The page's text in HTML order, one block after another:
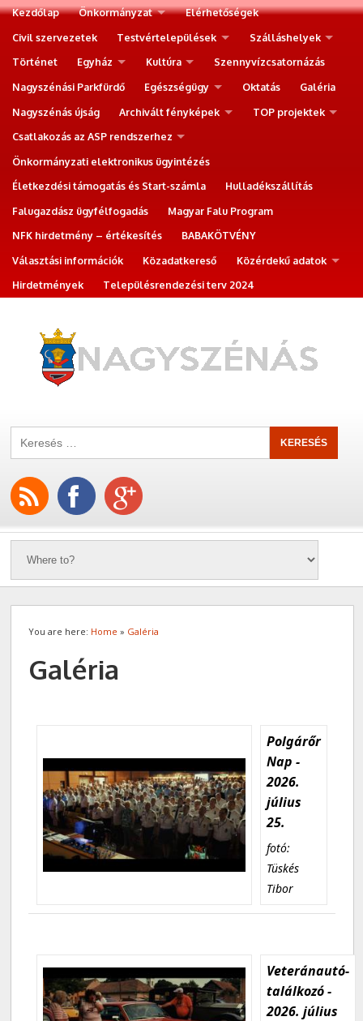
Kezdőlap Önkormányzat
Elérhetőségek
Civil szervezetek
Testvértelepülések
Szálláshelyek
Történet
Egyház Kultúra
Szennyvízcsatornázás
Nagyszénási Parkfürdő
Egészségügy Oktatás
Galéria
Nagyszénás újság
Archivált fényképek
TOP projektek
Csatlakozás az ASP rendszerhez
Önkormányzati elektronikus ügyintézés
Életkezdési támogatás és Start-számla
Hulladékszállítás
Falugazdász ügyfélfogadás
Magyar Falu Program
NFK hirdetmény – értékesítés
BABAKÖTVÉNY
Választási információk
Közadatkereső
Közérdekű adatok
Hirdetmények
Településrendezési terv 2024
You are here: Home » Galéria
Galéria
Polgárőr
Nap -
2026.
július
25.
fotó:
Tüskés
Tibor
Veteránautó-
találkozó -
2026. július